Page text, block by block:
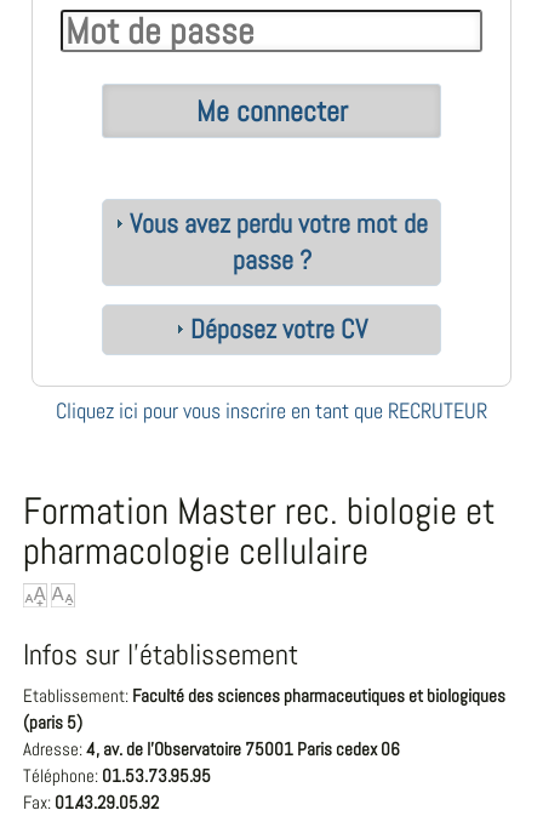
Vous avez perdu votre mot de
passe ?
Déposez votre CV
Cliquez ici pour vous inscrire en tant que RECRUTEUR
Formation Master rec. biologie et
pharmacologie cellulaire
Infos sur l'établissement
Etablissement: Faculté des sciences pharmaceutiques et biologiques
(paris 5)
Adresse:4, av. de l'Observatoire 75001 Paris cedex 06
Téléphone: 01.53.73.95.95
Fax: 01.43.29.05.92